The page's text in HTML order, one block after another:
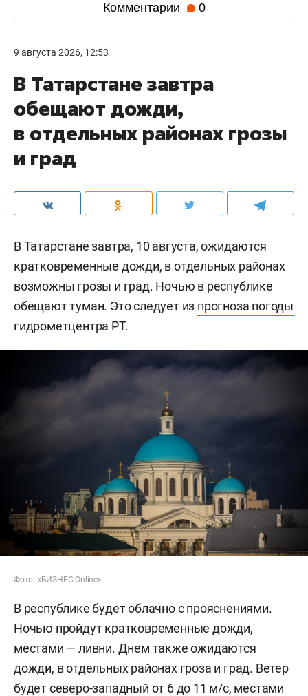
Комментарии 0
9 августа 2026, 12:53
В Татарстане завтра
обещают дожди,
в отдельных районах грозы
и град
В Татарстане завтра, 10 августа, ожидаются
кратковременные дожди, в отдельных районах
возможны грозы и град. Ночью в республике
обещают туман. Это следует из прогноза погоды
гидрометцентра РТ.
Фото: «БИЗНЕС Online»
В республике будет облачно с прояснениями.
Ночью пройдут кратковременные дожди,
местами — ливни. Днем также ожидаются
дожди, в отдельных районах гроза и град. Ветер
будет северо-западный от 6 до 11 м/с, местами